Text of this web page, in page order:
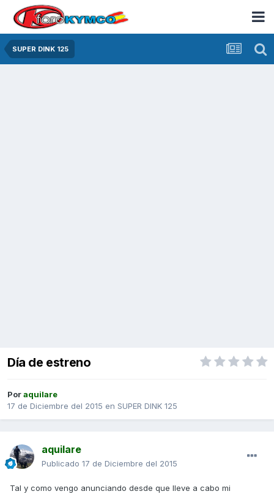
SUPER DINK 125
Día de estreno
Poraquilare
17 de Diciembre del 2015 en SUPER DINK 125
aquilare
Publicado 17 de Diciembre del 2015
Tal y como vengo anunciando desde que lleve a cabo mi